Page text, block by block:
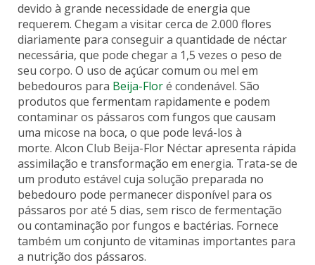
devido à grande necessidade de energia que
requerem. Chegam a visitar cerca de 2.000 flores
diariamente para conseguir a quantidade de néctar
necessária, que pode chegar a 1,5 vezes o peso de
seu corpo. O uso de açúcar comum ou mel em
bebedouros para Beija-Floré condenável. São
produtos que fermentam rapidamente e podem
contaminar os pássaros com fungos que causam
uma micose na boca, o que pode levá-los à
morte. Alcon Club Beija-Flor Néctarapresenta rápida
assimilação e transformação em energia. Trata-se de
um produto estável cuja solução preparada no
bebedouro pode permanecer disponível para os
pássaros por até 5 dias, sem risco de fermentação
ou contaminação por fungos e bactérias. Fornece
também um conjunto de vitaminas importantes para
a nutrição dos pássaros.